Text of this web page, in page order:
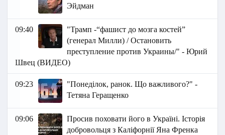
Эйдман
09:40
"Трамп -“фашист до мозга костей”
(генерал Милли) / Остановить
преступление против Украины/" - Юрий
Швец (ВИДЕО)
09:23
"Понеділок, ранок. Що важливого?" -
Тетяна Геращенко
09:06
Просив поховати його в Україні. Історія
добровольця з Каліфорнії Яна Френка